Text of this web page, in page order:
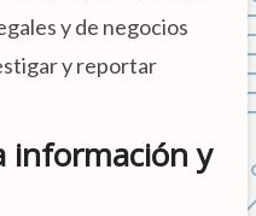
y de negocios
y reportar
información y